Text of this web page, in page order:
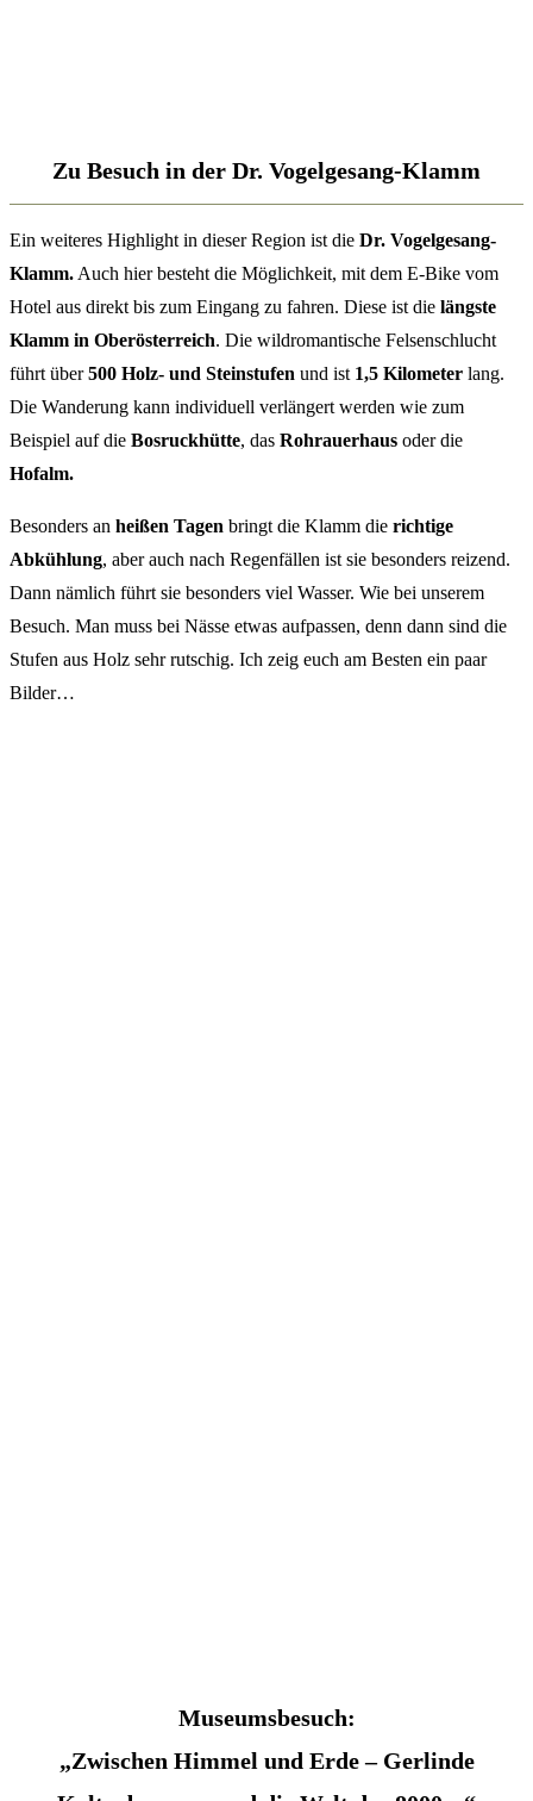
Zu Besuch in der Dr. Vogelgesang-Klamm
Ein weiteres Highlight in dieser Region ist die Dr. Vogelgesang-
Klamm.Auch hier besteht die Möglichkeit, mit dem E-Bike vom
Hotel aus direkt bis zum Eingang zu fahren. Diese ist die längste
Klamm in Oberösterreich. Die wildromantische Felsenschlucht
führt über500 Holz- und Steinstufen und ist 1,5 Kilometer lang.
Die Wanderung kann individuell verlängert werden wie zum
Beispiel auf die Bosruckhütte, das Rohrauerhaus oder die
Hofalm.
Besonders an heißen Tagen bringt die Klamm die richtige
Abkühlung, aber auch nach Regenfällen ist sie besonders reizend.
Dann nämlich führt sie besonders viel Wasser. Wie bei unserem
Besuch. Man muss bei Nässe etwas aufpassen, denn dann sind die
Stufen aus Holz sehr rutschig. Ich zeig euch am Besten ein paar
Bilder…
Museumsbesuch:
„Zwischen Himmel und Erde – Gerlinde